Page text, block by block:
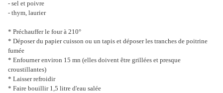
- sel et poivre
- thym, laurier
* Préchauffer le four à 210°
* Déposer du papier cuisson ou un tapis et déposer les tranches de poitrine
fumée
* Enfourner environ 15 mn (elles doivent être grillées et presque
croustillantes)
* Laisser refroidir
* Faire bouillir 1,5 litre d'eau salée